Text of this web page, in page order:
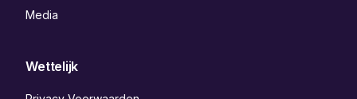
Media
Wettelijk